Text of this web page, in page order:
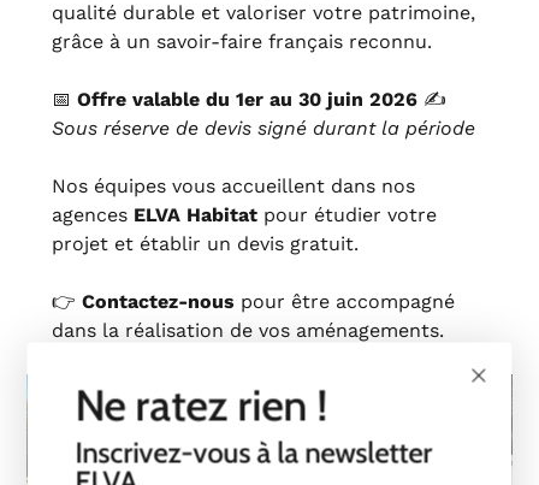
qualité durable et valoriser votre patrimoine,
grâce à un savoir‑faire français reconnu.
📅 Offre valable du 1er au 30 juin 2026✍️
Sous réserve de devis signé durant la période
Nos équipes vous accueillent dans nos
agences ELVA Habitatpour étudier votre
projet et établir un devis gratuit.
👉 Contactez‑nous pour être accompagné
dans la réalisation de vos aménagements.
Ne ratez rien !
Inscrivez-vous à la newsletter